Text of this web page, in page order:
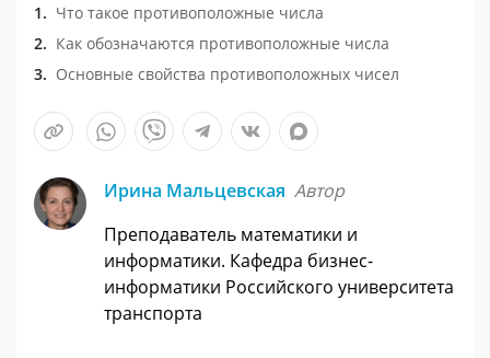
Что такое противоположные числа
Как обозначаются противоположные числа
Основные свойства противоположных чисел
Ирина Мальцевская Автор
Преподаватель математики и
информатики. Кафедра бизнес-
информатики Российского университета
транспорта